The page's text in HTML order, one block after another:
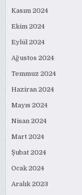
Kasım 2024
Ekim 2024
Eylül 2024
Ağustos 2024
Temmuz 2024
Haziran 2024
Mayıs 2024
Nisan 2024
Mart 2024
Şubat 2024
Ocak 2024
Aralık 2023